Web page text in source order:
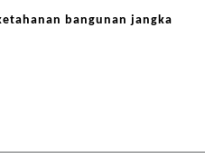
bangunan jangka